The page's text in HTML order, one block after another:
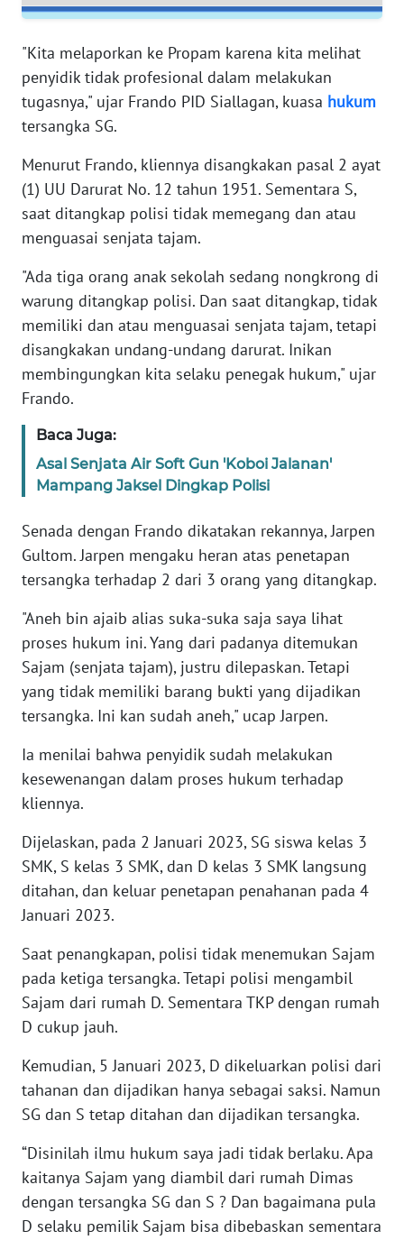
"Kita melaporkan ke Propam karena kita melihat
penyidik tidak profesional dalam melakukan
tugasnya," ujar Frando PID Siallagan, kuasa hukum
tersangka SG.
Menurut Frando, kliennya disangkakan pasal 2 ayat
(1) UU Darurat No. 12 tahun 1951. Sementara S,
saat ditangkap polisi tidak memegang dan atau
menguasai senjata tajam.
"Ada tiga orang anak sekolah sedang nongkrong di
warung ditangkap polisi. Dan saat ditangkap, tidak
memiliki dan atau menguasai senjata tajam, tetapi
disangkakan undang-undang darurat. Inikan
membingungkan kita selaku penegak hukum," ujar
Frando.
Baca Juga:
Asal Senjata Air Soft Gun 'Koboi Jalanan'
Mampang Jaksel Dingkap Polisi
Senada dengan Frando dikatakan rekannya, Jarpen
Gultom. Jarpen mengaku heran atas penetapan
tersangka terhadap 2 dari 3 orang yang ditangkap.
"Aneh bin ajaib alias suka-suka saja saya lihat
proses hukum ini. Yang dari padanya ditemukan
Sajam (senjata tajam), justru dilepaskan. Tetapi
yang tidak memiliki barang bukti yang dijadikan
tersangka. Ini kan sudah aneh," ucap Jarpen.
Ia menilai bahwa penyidik sudah melakukan
kesewenangan dalam proses hukum terhadap
kliennya.
Dijelaskan, pada 2 Januari 2023, SG siswa kelas 3
SMK, S kelas 3 SMK, dan D kelas 3 SMK langsung
ditahan, dan keluar penetapan penahanan pada 4
Januari 2023.
Saat penangkapan, polisi tidak menemukan Sajam
pada ketiga tersangka. Tetapi polisi mengambil
Sajam dari rumah D. Sementara TKP dengan rumah
D cukup jauh.
Kemudian, 5 Januari 2023, D dikeluarkan polisi dari
tahanan dan dijadikan hanya sebagai saksi. Namun
SG dan S tetap ditahan dan dijadikan tersangka.
“Disinilah ilmu hukum saya jadi tidak berlaku. Apa
kaitanya Sajam yang diambil dari rumah Dimas
dengan tersangka SG dan S ? Dan bagaimana pula
D selaku pemilik Sajam bisa dibebaskan sementara
WN
WN
SERAMBI
JAMBI
WN
SULTRA
WN
NTB
WN
SULTENG
SULBAR
WN
WN
WN
SUMSEL
WN
BENGKULU
WN
JATENG
NUSANTARA
WN
JOGJA
JATIM
WN
KALBAR
WN
KALTENG